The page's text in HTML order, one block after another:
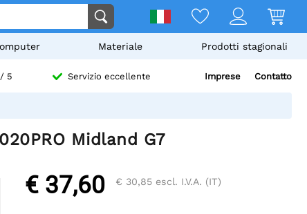
Materiale Prodotti stagionali
5 Servizio eccellente Imprese Contatto
Midland G7
€ 37,60 € 30,85 escl. I.V.A. (IT)